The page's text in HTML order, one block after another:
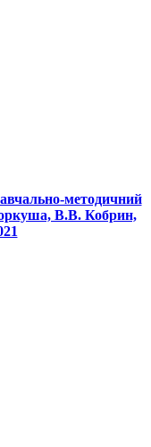
методичний
В.В. Кобрин,